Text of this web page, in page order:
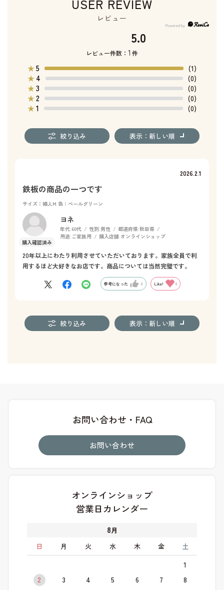
USER REVIEW
レビュー
5.0
レビュー件数： 1 件
★5
(1)
★ 4
(0)
★3
(0)
★2
(0)
★1 (0)
絞り込み 表示：新しい順
2026.2.1
鉄板の商品の一つです
サイズ：婦人M 色：ペールグリーン
ヨネ
年代:60代 性別:男性 都道府県:秋田県
用途: ご家族用 購入店舗:オンラインショップ
20年以上にわたり利用させていただいております。家族全員で利
用するほど大好きなお店です。商品については当然完璧です。
参考になった 0 Like! 0
絞り込み 表示：新しい順
お問い合わせ・FAQ
お問い合わせ
オンラインショップ
営業日カレンダー
8月
日
月 火 水 木 金 土
1
2
3 4 5 6 7
8